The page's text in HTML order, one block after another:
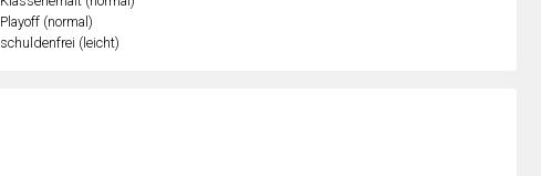
Playoff (normal)
schuldenfrei (leicht)